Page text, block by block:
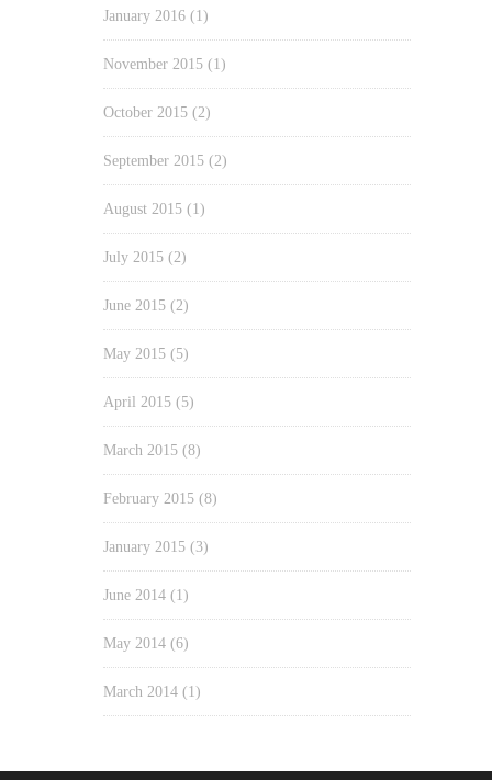
January 2016 (1)
November 2015 (1)
October 2015 (2)
September 2015 (2)
August 2015 (1)
July 2015 (2)
June 2015 (2)
May 2015 (5)
April 2015 (5)
March 2015 (8)
February 2015 (8)
January 2015 (3)
June 2014 (1)
May 2014 (6)
March 2014 (1)